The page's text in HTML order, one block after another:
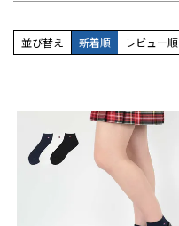
並び替え 新着順 レビュー順